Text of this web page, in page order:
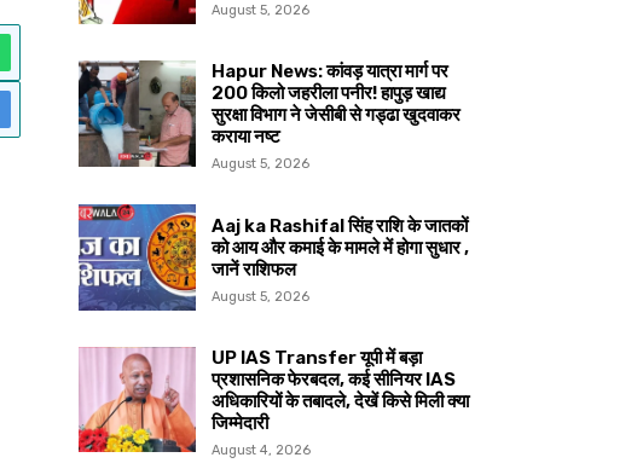
August 5, 2026
Hapur News: कांवड़ यात्रा मार्ग पर
200 किलो जहरीला पनीर! हापुड़ खाद्य
सुरक्षा विभाग ने जेसीबी से गड्ढा खुदवाकर
कराया नष्ट
August 5, 2026
Aaj ka Rashifal सिंह राशि के जातकों
को आय और कमाई के मामले में होगा सुधार ,
जानें राशिफल
August 5, 2026
UP IAS Transfer यूपी में बड़ा
प्रशासनिक फेरबदल, कई सीनियर IAS
अधिकारियों के तबादले, देखें किसे मिली क्या
जिम्मेदारी
August 4, 2026